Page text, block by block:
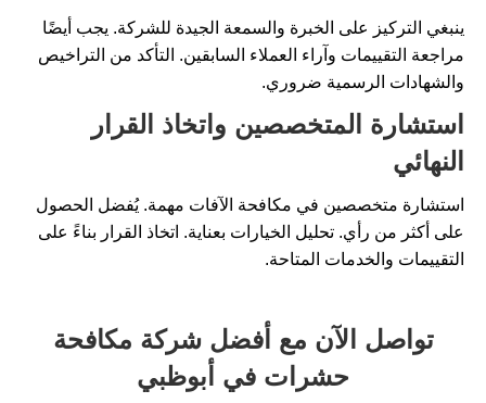
ينبغي التركيز على الخبرة والسمعة الجيدة للشركة. يجب أيضًا
مراجعة التقييمات وآراء العملاء السابقين. التأكد من التراخيص
والشهادات الرسمية ضروري.
استشارة المتخصصين واتخاذ القرار
النهائي
استشارة متخصصين في مكافحة الآفات مهمة. يُفضل الحصول
على أكثر من رأي. تحليل الخيارات بعناية. اتخاذ القرار بناءً على
التقييمات والخدمات المتاحة.
تواصل الآن مع أفضل شركة مكافحة
حشرات في أبوظبي